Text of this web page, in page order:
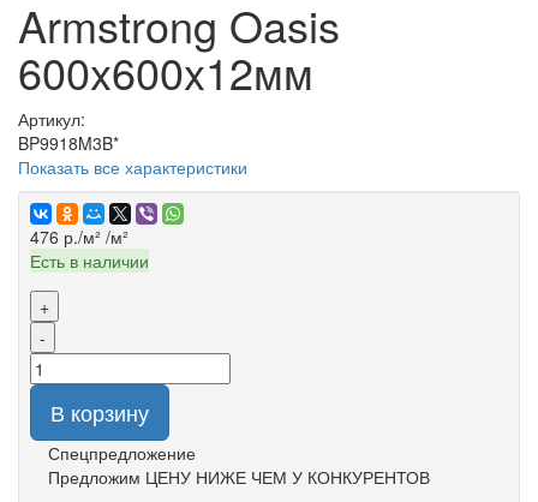
Armstrong Oasis
600x600x12мм
Артикул:
BP9918M3B*
Показать все характеристики
476 р./м² /м²
Есть в наличии
+
-
В корзину
Спецпредложение
Предложим ЦЕНУ НИЖЕ ЧЕМ У КОНКУРЕНТОВ